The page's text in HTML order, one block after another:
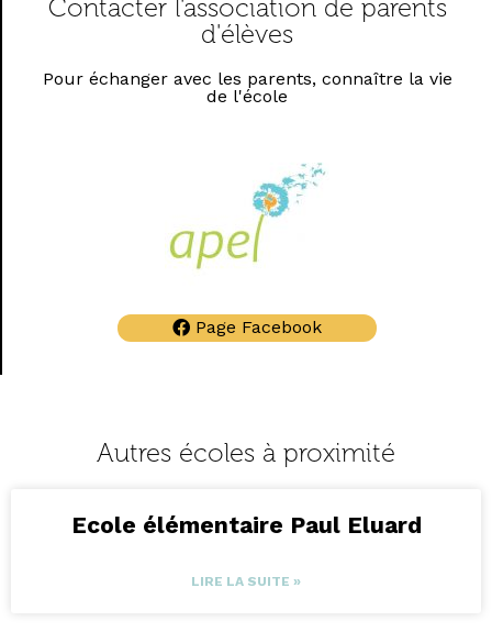
Contacter l'association de parents
d'élèves
Pour échanger avec les parents, connaître la vie
de l'école
Page Facebook
Autres écoles à proximité
Ecole élémentaire Paul Eluard
LIRE LA SUITE »